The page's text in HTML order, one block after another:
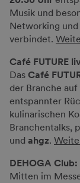
Musik und
Networking und
verbindet.
Café FUTURE
Das Café
der Branche
entspannter
kulinarischen
Branchentalks,
und ahgz.
DEHOGA
Mitten im